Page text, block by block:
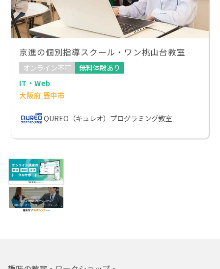
京進の個別指導スクール・ワン桃山台教室
オンライン不可
無料体験あり
IT・Web
大阪府 豊中市
QUREO（キュレオ）プログラミング教室